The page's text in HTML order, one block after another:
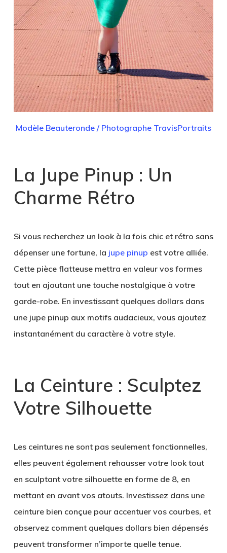
Modèle Beauteronde / Photographe TravisPortraits
La Jupe Pinup : Un
Charme Rétro
Si vous recherchez un look à la fois chic et rétro sans
dépenser une fortune, la jupe pinup est votre alliée.
Cette pièce flatteuse mettra en valeur vos formes
tout en ajoutant une touche nostalgique à votre
garde-robe. En investissant quelques dollars dans
une jupe pinup aux motifs audacieux, vous ajoutez
instantanément du caractère à votre style.
La Ceinture : Sculptez
Votre Silhouette
Les ceintures ne sont pas seulement fonctionnelles,
elles peuvent également rehausser votre look tout
en sculptant votre silhouette en forme de 8, en
mettant en avant vos atouts. Investissez dans une
ceinture bien conçue pour accentuer vos courbes, et
observez comment quelques dollars bien dépensés
peuvent transformer n’importe quelle tenue.